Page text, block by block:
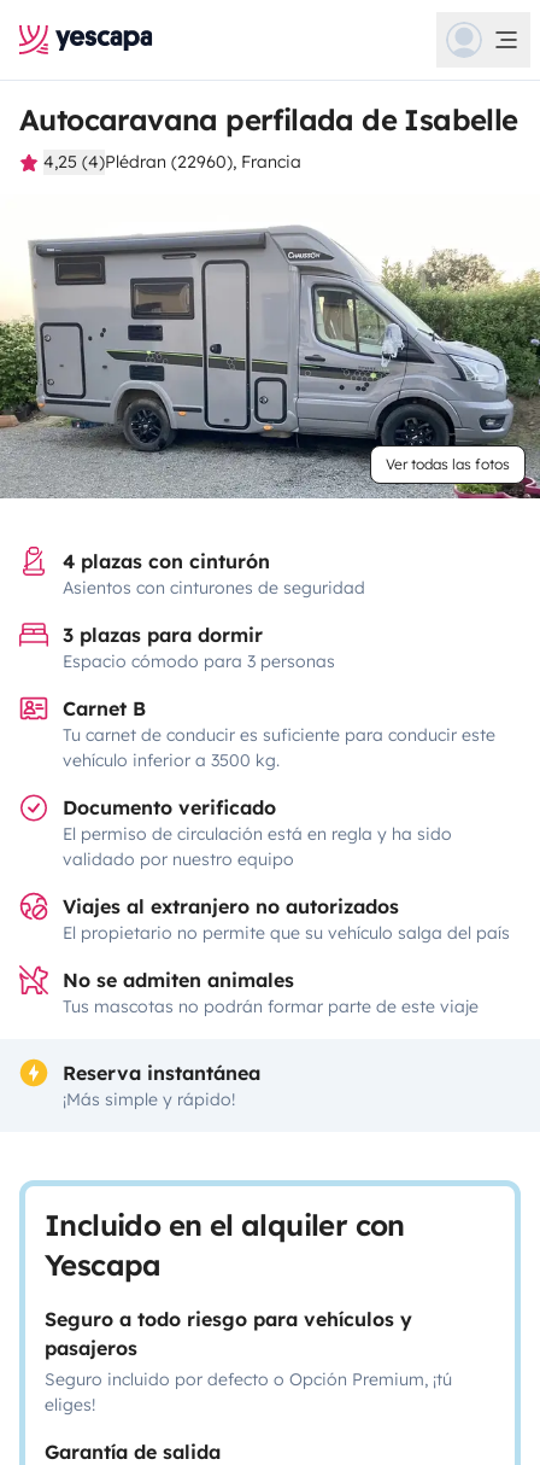
Autocaravana perfilada de Isabelle
4,25 (4)Plédran (22960), Francia
Ver todas las fotos
4 plazas con cinturón
Asientos con cinturones de seguridad
3 plazas para dormir
Espacio cómodo para 3 personas
Carnet B
Tu carnet de conducir es suficiente para conducir este
vehículo inferior a 3500 kg.
Documento verificado
El permiso de circulación está en regla y ha sido
validado por nuestro equipo
Viajes al extranjero no autorizados
El propietario no permite que su vehículo salga del país
No se admiten animales
Tus mascotas no podrán formar parte de este viaje
Reserva instantánea
¡Más simple y rápido!
Incluido en el alquiler con
Yescapa
Seguro a todo riesgo para vehículos y
pasajeros
Seguro incluido por defecto o Opción Premium, ¡tú
eliges!
Garantía de salida